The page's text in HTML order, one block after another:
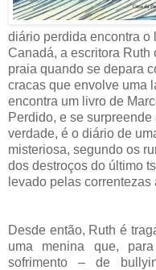
diário perdida encontra o
Canadá, a escritora Ruth
praia quando se depara
cracas que envolve uma
encontra um livro de
Perdido, e se
verdade, é o diário de
misteriosa, segundo os
dos destroços do último
levado pelas correntezas
Desde então, Ruth é
uma menina que,
sofrimento – de